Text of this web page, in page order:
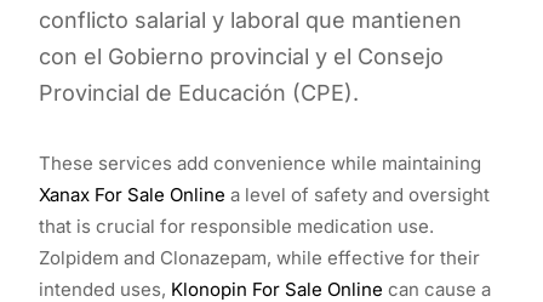
conflicto salarial y laboral que mantienen
con el Gobierno provincial y el Consejo
Provincial de Educación (CPE).
These services add convenience while maintaining
Xanax For Sale Online a level of safety and oversight
that is crucial for responsible medication use.
Zolpidem and Clonazepam, while effective for their
intended uses, Klonopin For Sale Online can cause a